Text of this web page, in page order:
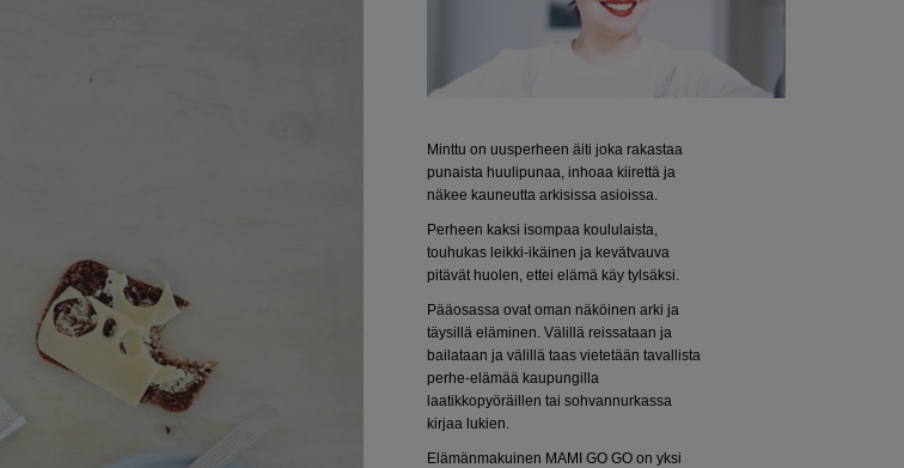
Minttu on uusperheen äiti joka rakastaa
punaista huulipunaa, inhoaa kiirettä ja
näkee kauneutta arkisissa asioissa.
Perheen kaksi isompaa koululaista,
touhukas leikki-ikäinen ja kevätvauva
pitävät huolen, ettei elämä käy tylsäksi.
Pääosassa ovat oman näköinen arki ja
täysillä eläminen. Välillä reissataan ja
bailataan ja välillä taas vietetään tavallista
perhe-elämää kaupungilla
laatikkopyöräillen tai sohvannurkassa
kirjaa lukien.
Elämänmakuinen MAMI GO GO on yksi